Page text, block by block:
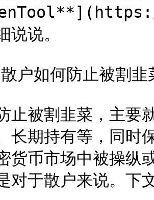
说说。
户如何防止被割韭
止被割韭菜，主要
长期持有等，同时
货币市场中被操纵
对于散户来说。下